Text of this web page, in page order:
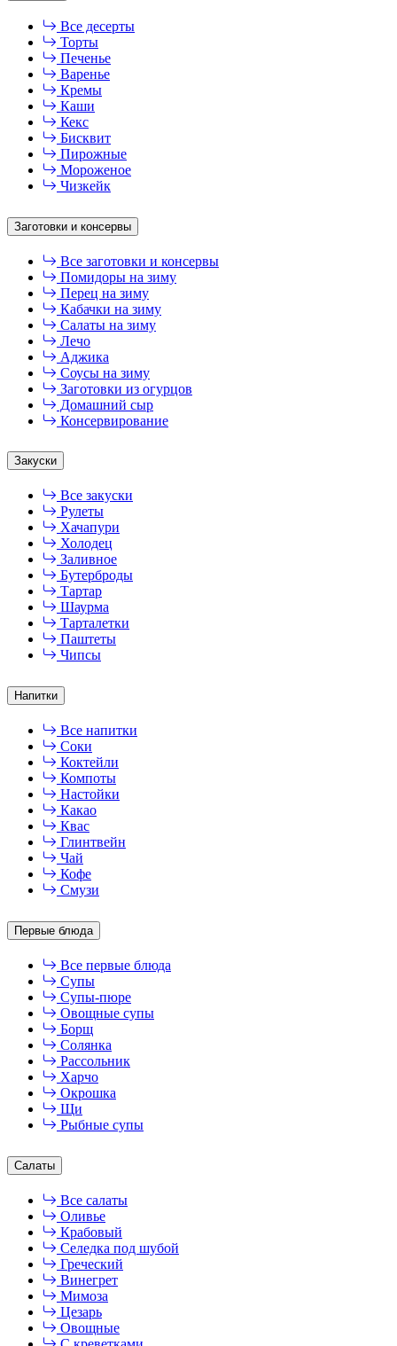
Все десерты
Торты
Печенье
Варенье
Кремы
Каши
Кекс
Бисквит
Пирожные
Мороженое
Чизкейк
Заготовки и консервы
Все заготовки и консервы
Помидоры на зиму
Перец на зиму
Кабачки на зиму
Салаты на зиму
Лечо
Аджика
Соусы на зиму
Заготовки из огурцов
Домашний сыр
Консервирование
Закуски
Все закуски
Рулеты
Хачапури
Холодец
Заливное
Бутерброды
Тартар
Шаурма
Тарталетки
Паштеты
Чипсы
Напитки
Все напитки
Соки
Коктейли
Компоты
Настойки
Какао
Квас
Глинтвейн
Чай
Кофе
Смузи
Первые блюда
Все первые блюда
Супы
Супы-пюре
Овощные супы
Борщ
Солянка
Рассольник
Харчо
Окрошка
Щи
Рыбные супы
Салаты
Все салаты
Оливье
Крабовый
Селедка под шубой
Греческий
Винегрет
Мимоза
Цезарь
Овощные